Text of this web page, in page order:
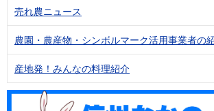
売れ農ニュース
農園・農産物・シンボルマーク活用事業者の
産地発！みんなの料理紹介